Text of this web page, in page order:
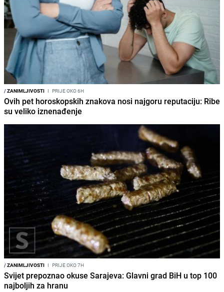
/ZANIMLJIVOSTI I PRIJE OKO 6H
Ovih pet horoskopskih znakova nosi najgoru reputaciju: Ribe
su veliko iznenađenje
/ZANIMLJIVOSTI I PRIJE OKO 7H
Svijet prepoznao okuse Sarajeva: Glavni grad BiH u top 100
najboljih za hranu